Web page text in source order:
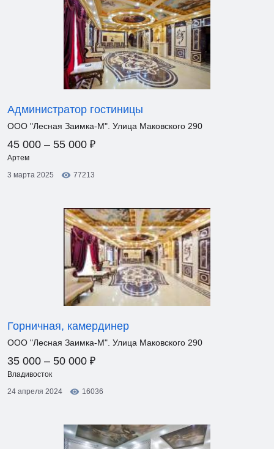
Администратор гостиницы
ООО "Лесная Заимка-М". Улица Маковского 290
45 000 – 55 000 ₽
Артем
3 марта 2025
77213
Горничная, камердинер
ООО "Лесная Заимка-М". Улица Маковского 290
35 000 – 50 000 ₽
Владивосток
24 апреля 2024
16036